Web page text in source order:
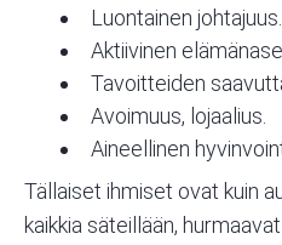
Luontainen johtajuus.
Aktiivinen
Tavoitteiden
Avoimuus, lojaalius.
Aineellinen
Tällaiset ihmiset ovat kuin
kaikkia säteillään,